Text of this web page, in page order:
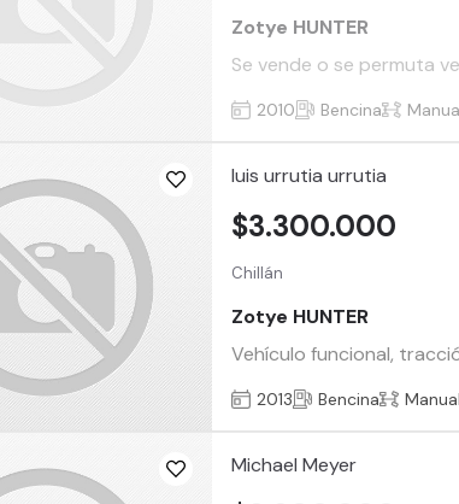
Zotye HUNTER
Se vende o se permuta
2010 Bencina
luis urrutia urrutia
Chillán
Zotye HUNTER
Vehículo funcional,
$3.300.000
2013 Bencina
Michael Meyer